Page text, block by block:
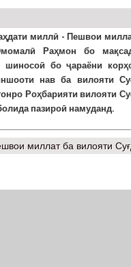
миллӣ - Пешвои
Раҳмон бо
шиносоӣ бо ҷараёни
нав ба вилояти
Роҳбарияти вилояти
пазироӣ намуданд.
миллат ба вилояти